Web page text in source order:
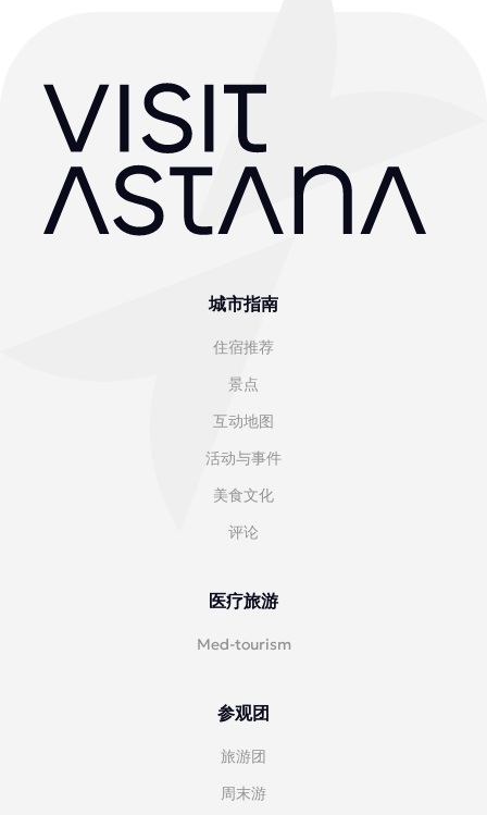
城市指南
住宿推荐
景点
互动地图
活动与事件
美食文化
评论
医疗旅游
Med-tourism
参观团
旅游团
周末游